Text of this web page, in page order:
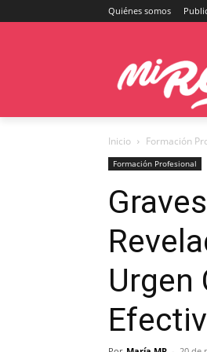
Quiénes somos
Inicio Formación
Formación Profesional
Urgen